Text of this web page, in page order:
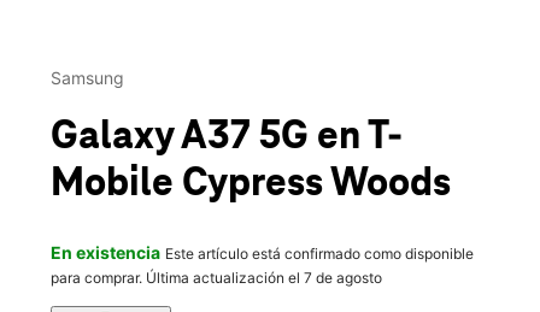
Samsung
Galaxy A37 5G en T-
Mobile Cypress Woods
En existencia Este artículo está confirmado como disponible
para comprar. Última actualización el 7 de agosto